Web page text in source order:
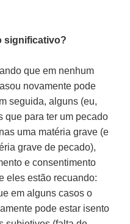
significativo?
que em nenhum
novamente pode
seguida, alguns (eu,
que para ter um pecado
uma matéria grave (e
grave de pecado),
e consentimento
eles estão recuando:
em alguns casos o
pode estar isento